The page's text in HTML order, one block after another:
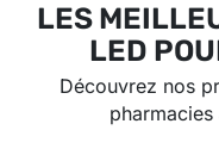
LES
LED
Découvrez nos